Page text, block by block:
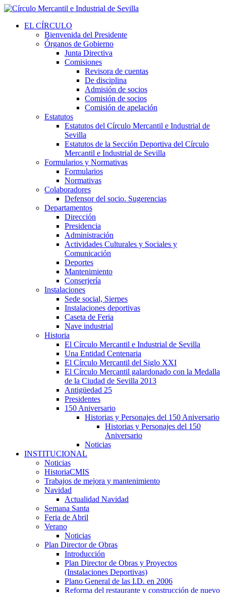
EL CÍRCULO
Bienvenida del Presidente
Órganos de Gobierno
Junta Directiva
Comisiones
Revisora de cuentas
De disciplina
Admisión de socios
Comisión de socios
Comisión de apelación
Estatutos
Estatutos del Círculo Mercantil e Industrial de
Sevilla
Estatutos de la Sección Deportiva del Círculo
Mercantil e Industrial de Sevilla
Formularios y Normativas
Formularios
Normativas
Colaboradores
Defensor del socio. Sugerencias
Departamentos
Dirección
Presidencia
Administración
Actividades Culturales y Sociales y
Comunicación
Deportes
Mantenimiento
Conserjería
Instalaciones
Sede social, Sierpes
Instalaciones deportivas
Caseta de Feria
Nave industrial
Historia
El Círculo Mercantil e Industrial de Sevilla
Una Entidad Centenaria
El Círculo Mercantil del Siglo XXI
El Círculo Mercantil galardonado con la Medalla
de la Ciudad de Sevilla 2013
Antigüedad 25
Presidentes
150 Aniversario
Historias y Personajes del 150 Aniversario
Historias y Personajes del 150
Aniversario
Noticias
INSTITUCIONAL
Noticias
HistoriaCMIS
Trabajos de mejora y mantenimiento
Navidad
Actualidad Navidad
Semana Santa
Feria de Abril
Verano
Noticias
Plan Director de Obras
Introducción
Plan Director de Obras y Proyectos
(Instalaciones Deportivas)
Plano General de las I.D. en 2006
Reforma del restaurante y construcción de nuevo